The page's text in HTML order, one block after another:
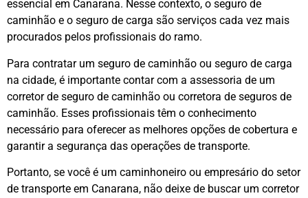
essencial em Canarana. Nesse contexto, o seguro de
caminhão e o seguro de carga são serviços cada vez mais
procurados pelos profissionais do ramo.
Para contratar um seguro de caminhão ou seguro de carga
na cidade, é importante contar com a assessoria de um
corretor de seguro de caminhão ou corretora de seguros de
caminhão. Esses profissionais têm o conhecimento
necessário para oferecer as melhores opções de cobertura e
garantir a segurança das operações de transporte.
Portanto, se você é um caminhoneiro ou empresário do setor
de transporte em Canarana, não deixe de buscar um corretor